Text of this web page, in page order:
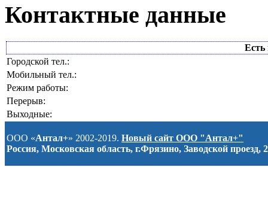
Контактные данные
Есть
Городской тел.:
Мобильный тел.:
Режим работы:
Перерыв:
Выходные:
ООО «Антал+» 2002-2019. Новый сайт ООО "Антал+"
Россия, Московская область, г.Фрязино, Заводской проезд, 2